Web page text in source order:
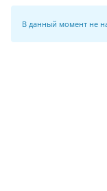
В данный момент не